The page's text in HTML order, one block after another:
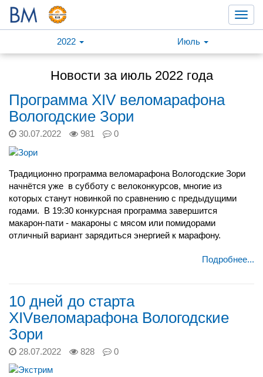
2022
Июль
Новости за июль 2022 года
Программа XIV веломарафона
Вологодские Зори
30.07.2022 981 0
Традиционно программа веломарафона Вологодские Зори
начнётся уже в субботу с велоконкурсов, многие из
которых станут новинкой по сравнению с предыдущими
годами. В 19:30 конкурсная программа завершится
макарон-пати - макароны с мясом или помидорами
отличный вариант зарядиться энергией к марафону.
Подробнее...
10 дней до старта
XIVвеломарафона Вологодские
Зори
28.07.2022 828 0